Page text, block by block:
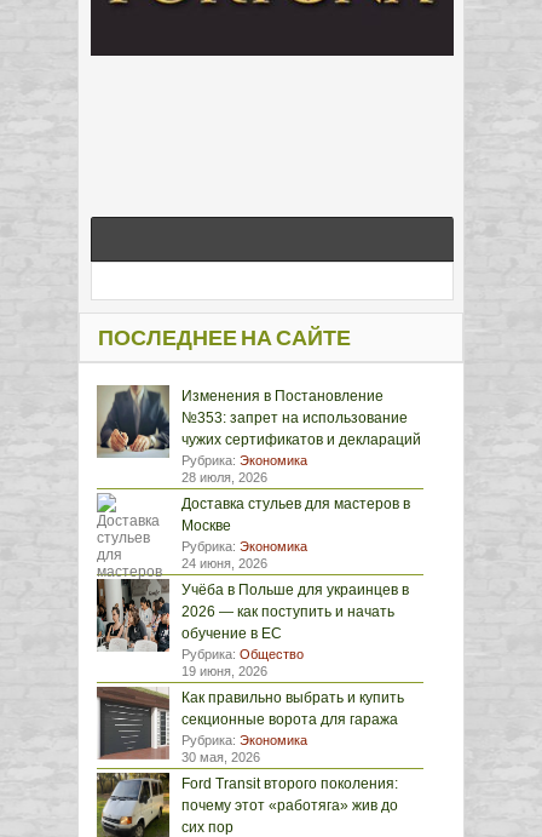
ПОСЛЕДНЕЕ НА САЙТЕ
Изменения в Постановление
№353: запрет на использование
чужих сертификатов и деклараций
Рубрика: Экономика
28 июля, 2026
Доставка стульев для мастеров в
Москве
Рубрика: Экономика
24 июня, 2026
Учёба в Польше для украинцев в
2026 — как поступить и начать
обучение в ЕС
Рубрика: Общество
19 июня, 2026
Как правильно выбрать и купить
секционные ворота для гаража
Рубрика: Экономика
30 мая, 2026
Ford Transit второго поколения:
почему этот «работяга» жив до
сих пор